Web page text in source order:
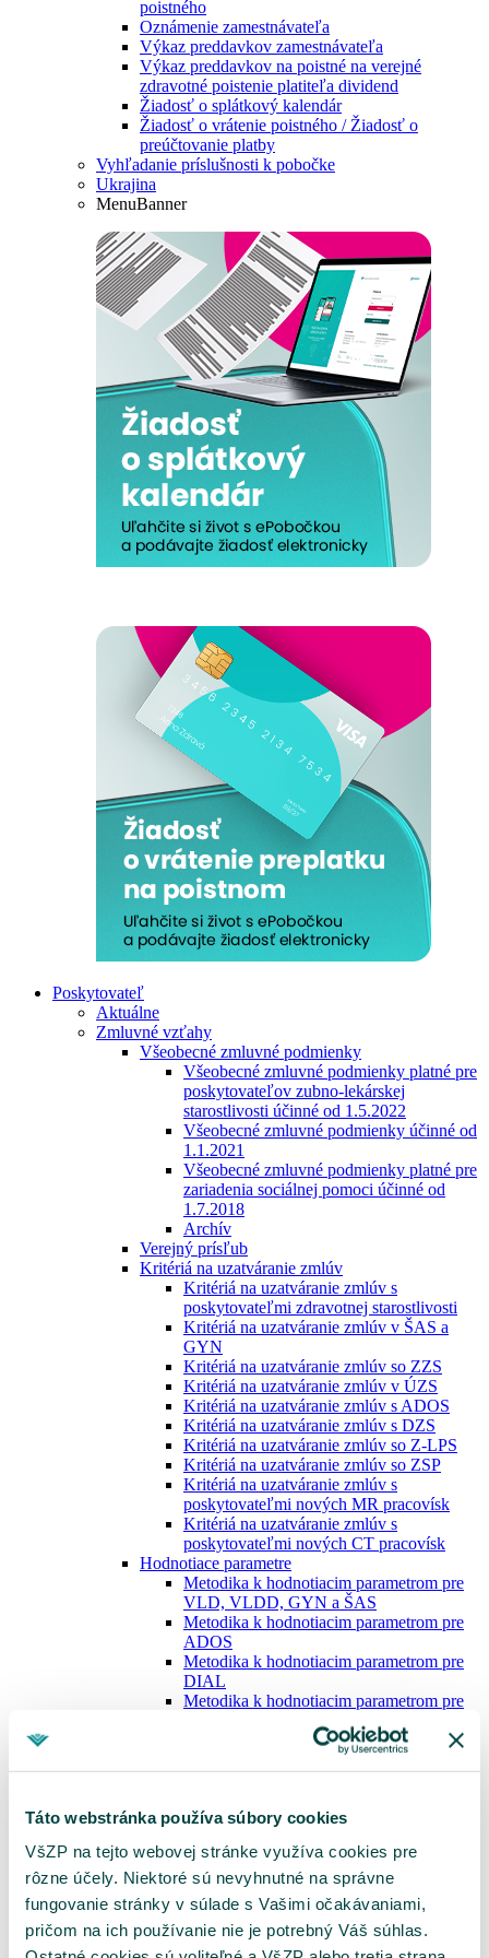
Táto webstránka používa súbory cookies
VšZP na tejto webovej stránke využíva cookies pre
rôzne účely. Niektoré sú nevyhnutné na správne
fungovanie stránky v súlade s Vašimi očakávaniami,
pričom na ich používanie nie je potrebný Váš súhlas.
poistného
Oznámenie zamestnávateľa
Výkaz preddavkov zamestnávateľa
Výkaz preddavkov na poistné na verejné
zdravotné poistenie platiteľa dividend
Žiadosť o splátkový kalendár
Žiadosť o vrátenie poistného / Žiadosť o
preúčtovanie platby
Vyhľadanie príslušnosti k pobočke
Ukrajina
MenuBanner
Poskytovateľ
Aktuálne
Zmluvné vzťahy
Všeobecné zmluvné podmienky
Všeobecné zmluvné podmienky platné pre
poskytovateľov zubno-lekárskej
starostlivosti účinné od 1.5.2022
Všeobecné zmluvné podmienky účinné od
1.1.2021
Všeobecné zmluvné podmienky platné pre
zariadenia sociálnej pomoci účinné od
1.7.2018
Archív
Verejný prísľub
Kritériá na uzatváranie zmlúv
Kritériá na uzatváranie zmlúv s
poskytovateľmi zdravotnej starostlivosti
Kritériá na uzatváranie zmlúv v ŠAS a
GYN
Kritériá na uzatváranie zmlúv so ZZS
Kritériá na uzatváranie zmlúv v ÚZS
Kritériá na uzatváranie zmlúv s ADOS
Kritériá na uzatváranie zmlúv s DZS
Kritériá na uzatváranie zmlúv so Z-LPS
Kritériá na uzatváranie zmlúv so ZSP
Kritériá na uzatváranie zmlúv s
poskytovateľmi nových MR pracovísk
Kritériá na uzatváranie zmlúv s
poskytovateľmi nových CT pracovísk
Hodnotiace parametre
Metodika k hodnotiacim parametrom pre
VLD, VLDD, GYN a ŠAS
Metodika k hodnotiacim parametrom pre
ADOS
Metodika k hodnotiacim parametrom pre
DIAL
Metodika k hodnotiacim parametrom pre
Metodika k hodnotiacim parametrom pre
Metodika k hodnotiacim parametrom pre
Metodika optimalizácie siete MR a CT pracovísk
Sieť MR pracovísk
Sieť CT pracovísk
Metodika klasifikácie RTG skiagrafických
pracovísk